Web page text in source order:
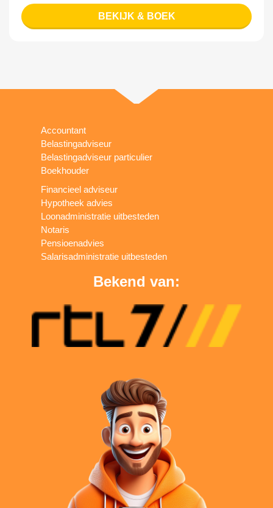
BEKIJK & BOEK
Accountant
Belastingadviseur
Belastingadviseur particulier
Boekhouder
Financieel adviseur
Hypotheek advies
Loonadministratie uitbesteden
Notaris
Pensioenadvies
Salarisadministratie uitbesteden
Bekend van: